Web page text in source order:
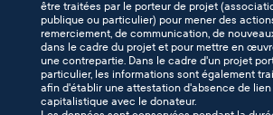
être traitées par le porteur de projet
publique ou particulier) pour mener des
remerciement, de communication, de
dans le cadre du projet et pour mettre en
une contrepartie. Dans le cadre d'un projet
particulier, les informations sont également
afin d'établir une attestation d'absence de
capitalistique avec le donateur.